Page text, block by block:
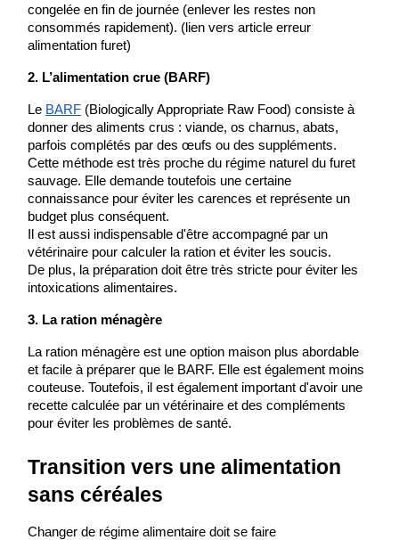
congelée en fin de journée (enlever les restes non
consommés rapidement). (lien vers article erreur
alimentation furet)
2. L’alimentation crue (BARF)
Le BARF (Biologically Appropriate Raw Food) consiste à
donner des aliments crus : viande, os charnus, abats,
parfois complétés par des œufs ou des suppléments.
Cette méthode est très proche du régime naturel du furet
sauvage. Elle demande toutefois une certaine
connaissance pour éviter les carences et représente un
budget plus conséquent.
Il est aussi indispensable d'être accompagné par un
vétérinaire pour calculer la ration et éviter les soucis.
De plus, la préparation doit être très stricte pour éviter les
intoxications alimentaires.
3. La ration ménagère
La ration ménagère est une option maison plus abordable
et facile à préparer que le BARF. Elle est également moins
couteuse. Toutefois, il est également important d'avoir une
recette calculée par un vétérinaire et des compléments
pour éviter les problèmes de santé.
Transition vers une alimentation
sans céréales
Changer de régime alimentaire doit se faire